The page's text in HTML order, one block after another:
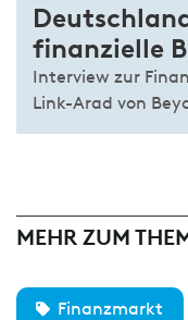
finanzielle
Interview zur
Link-Arad von
MEHR ZUM
Finanzmarkt